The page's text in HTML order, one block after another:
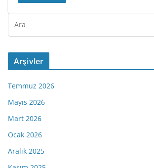
Arşivler
Temmuz 2026
Mayıs 2026
Mart 2026
Ocak 2026
Aralık 2025